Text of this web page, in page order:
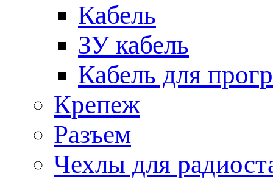
Кабель
ЗУ кабель
Кабель для
Крепеж
Разъем
Чехлы для